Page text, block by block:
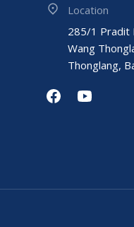
Location
285/1 Pradit
Wang
Thonglang,